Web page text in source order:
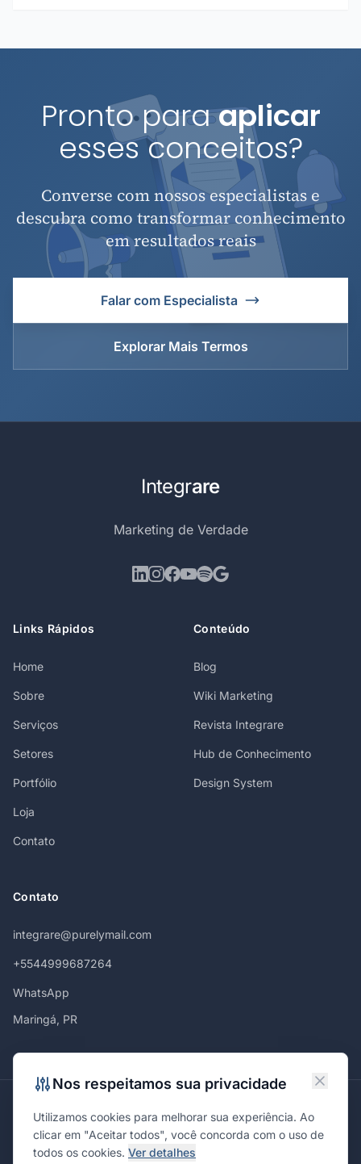
Pronto paraaplicar
esses conceitos?
Converse com nossos especialistas e
descubra como transformar conhecimento
em resultados reais
Falar com Especialista
Explorar Mais Termos
Integrare
Marketing de Verdade
Links Rápidos
Home
Sobre
Serviços
Setores
Portfólio
Loja
Contato
Conteúdo
Blog
Wiki Marketing
Revista Integrare
Hub de Conhecimento
Design System
Contato
integrare@purelymail.com
+5544999687264
WhatsApp
Maringá, PR
MaringáCuritibaSão PauloLondrinaCascavelPonta Grossa
Florianópolis BrasíliaJoinvilleCampinas
Nos respeitamos sua privacidade
Utilizamos cookies para melhorar sua experiência. Ao
clicar em "Aceitar todos", você concorda com o uso de
todos os cookies. Ver detalhes